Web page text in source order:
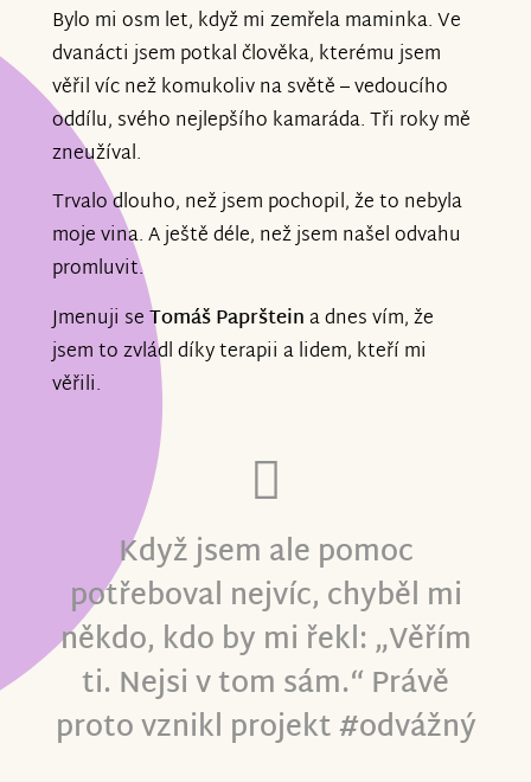
Bylo mi osm let, když mi zemřela maminka. Ve
dvanácti jsem potkal člověka, kterému jsem
věřil víc než komukoliv na světě – vedoucího
oddílu, svého nejlepšího kamaráda. Tři roky mě
zneužíval.
Trvalo dlouho, než jsem pochopil, že to nebyla
moje vina. A ještě déle, než jsem našel odvahu
promluvit.
Jmenuji seTomáš Papršteina dnes vím, že
jsem to zvládl díky terapii a lidem, kteří mi
věřili.
Když jsem ale pomoc
potřeboval nejvíc, chyběl mi
někdo, kdo by mi řekl: „Věřím
ti. Nejsi v tom sám.“ Právě
proto vznikl projekt #odvážný